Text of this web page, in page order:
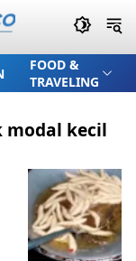
FOOD &
TRAVELING
kecil